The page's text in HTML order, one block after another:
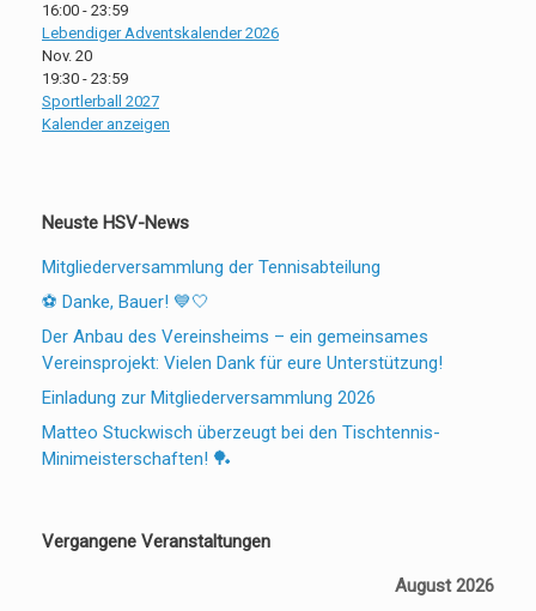
16:00 - 23:59
Lebendiger Adventskalender 2026
Nov. 20
19:30 - 23:59
Sportlerball 2027
Kalender anzeigen
Neuste HSV-News
Mitgliederversammlung der Tennisabteilung
⚽ Danke, Bauer! 💙🤍
Der Anbau des Vereinsheims – ein gemeinsames
Vereinsprojekt: Vielen Dank für eure Unterstützung!
Einladung zur Mitgliederversammlung 2026
Matteo Stuckwisch überzeugt bei den Tischtennis-
Minimeisterschaften! 🏓
Vergangene Veranstaltungen
August 2026